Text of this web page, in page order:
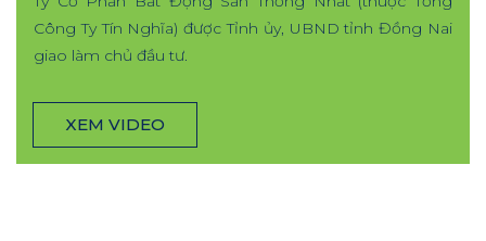
Công Ty Tín Nghĩa) được Tỉnh ủy, UBND tỉnh Đồng Nai
giao làm chủ đầu tư.
XEM VIDEO